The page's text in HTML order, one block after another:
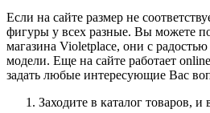
Если на сайте размер не
фигуры у всех разные. Вы можете
магазина Violetplace, они с
модели. Еще на сайте работает
задать любые интересующие Вас
Заходите в каталог товаров,